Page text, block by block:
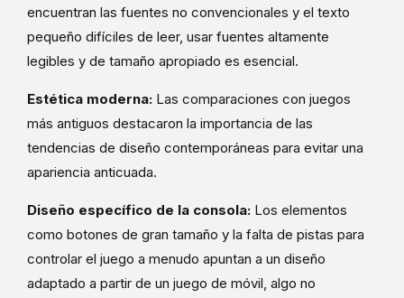
encuentran las fuentes no convencionales y el texto
pequeño difíciles de leer, usar fuentes altamente
legibles y de tamaño apropiado es esencial.
Estética moderna: Las comparaciones con juegos
más antiguos destacaron la importancia de las
tendencias de diseño contemporáneas para evitar una
apariencia anticuada.
Diseño específico de la consola: Los elementos
como botones de gran tamaño y la falta de pistas para
controlar el juego a menudo apuntan a un diseño
adaptado a partir de un juego de móvil, algo no